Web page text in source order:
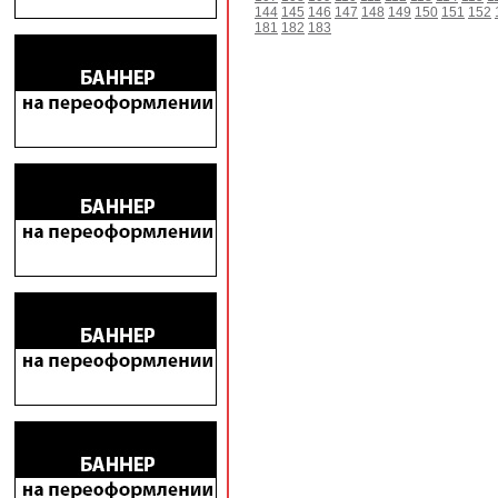
144 145 146 147 148 149 150 151 152
181 182 183